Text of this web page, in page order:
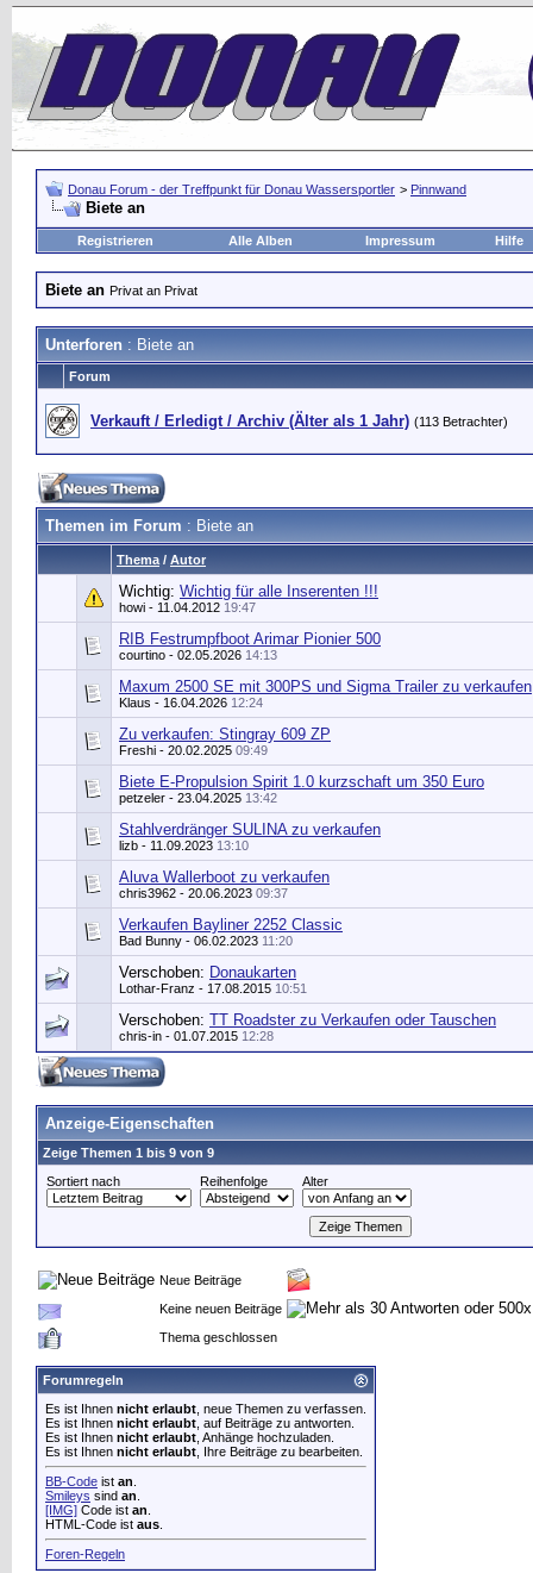
Donau Forum - der Treffpunkt für Donau Wassersportler > Pinnwand
Biete an
Registrieren Alle Alben Impressum Hilfe
Biete an Privat an Privat
Unterforen : Biete an
Forum
Verkauft / Erledigt / Archiv (Älter als 1 Jahr) (113 Betrachter)
Themen im Forum : Biete an
Thema / Autor
Wichtig: Wichtig für alle Inserenten !!!
howi - 11.04.2012 19:47
RIB Festrumpfboot Arimar Pionier 500
courtino - 02.05.2026 14:13
Maxum 2500 SE mit 300PS und Sigma Trailer zu verkaufen
Klaus - 16.04.2026 12:24
Zu verkaufen: Stingray 609 ZP
Freshi - 20.02.2025 09:49
Biete E-Propulsion Spirit 1.0 kurzschaft um 350 Euro
petzeler - 23.04.2025 13:42
Stahlverdränger SULINA zu verkaufen
lizb - 11.09.2023 13:10
Aluva Wallerboot zu verkaufen
chris3962 - 20.06.2023 09:37
Verkaufen Bayliner 2252 Classic
Bad Bunny - 06.02.2023 11:20
Verschoben: Donaukarten
Lothar-Franz - 17.08.2015 10:51
Verschoben: TT Roadster zu Verkaufen oder Tauschen
chris-in - 01.07.2015 12:28
Anzeige-Eigenschaften
Zeige Themen 1 bis 9 von 9
Sortiert nach
Reihenfolge Alter
Neue Beiträge
Keine neuen Beiträge
Thema geschlossen
Forumregeln
Es ist Ihnen nicht erlaubt , neue Themen zu verfassen.
Es ist Ihnen nicht erlaubt , auf Beiträge zu antworten.
Es ist Ihnen nicht erlaubt , Anhänge hochzuladen.
Es ist Ihnen nicht erlaubt , Ihre Beiträge zu bearbeiten.
BB-Code ist an
Smileys sind an
[IMG] Code ist an
HTML-Code ist aus
Foren-Regeln